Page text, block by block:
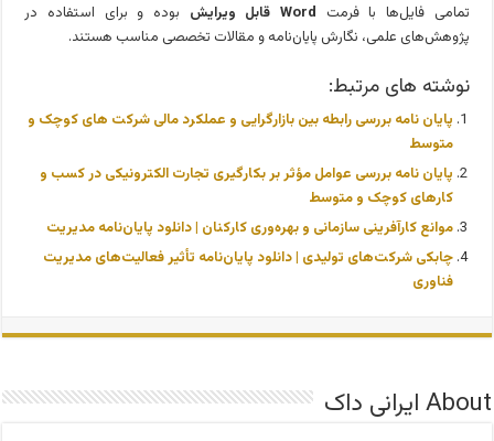
تمامی فایل‌ها با فرمت Word قابل ویرایش
بوده و برای استفاده در
پژوهش‌های علمی، نگارش پایان‌نامه و مقالات تخصصی مناسب هستند.
نوشته های مرتبط:
پایان نامه بررسی رابطه بین بازارگرایی و عملکرد مالی شرکت های کوچک و
متوسط
پایان نامه بررسی عوامل مؤثر بر بکارگیری تجارت الکترونیکی در کسب و
کارهای کوچک و متوسط
موانع کارآفرینی سازمانی و بهره‌وری کارکنان | دانلود پایان‌نامه مدیریت
چابکی شرکت‌های تولیدی | دانلود پایان‌نامه تأثیر فعالیت‌های مدیریت
فناوری
About ایرانی داک